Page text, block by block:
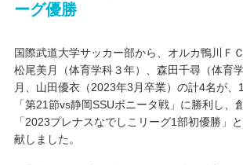
キャンパスライフ
学友会クラブ活動
ーグ優勝
国際武道大学サッカー部から、オルカ鴨川Ｆ
松尾美月（体育学科３年）、森田千尋（体育
月、山田優衣（2023年3月卒業）の計4名が、
「第21節vs静岡SSUボニータ戦」に勝利し、
「2023プレナスなでしこリーグ1部初優勝」
献しました。